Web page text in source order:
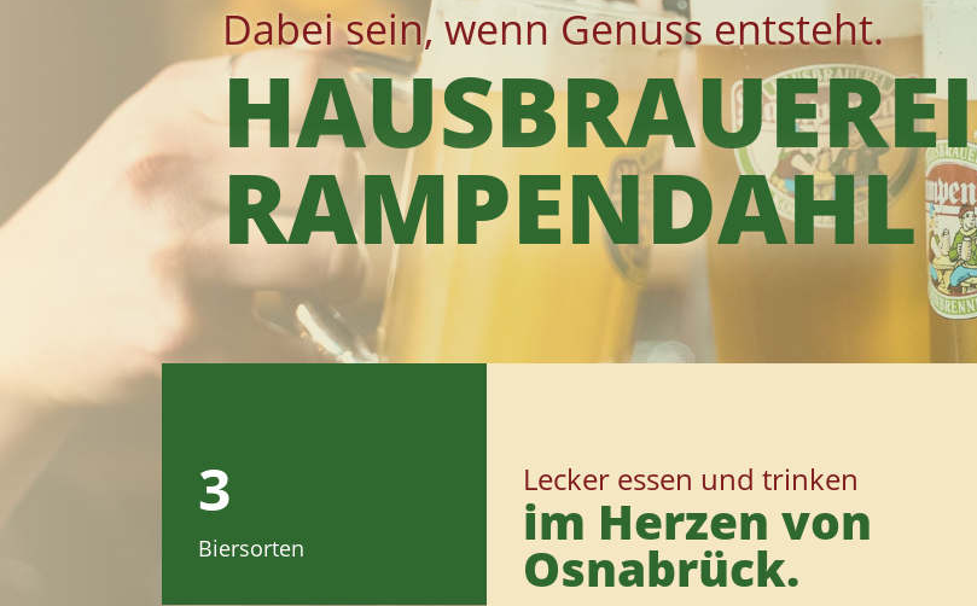
Dabei sein, wenn Genuss entsteht.
HAUSBRAUEREI
RAMPENDAHL
3
Biersorten
Lecker essen und trinken
im Herzen von
Osnabrück.